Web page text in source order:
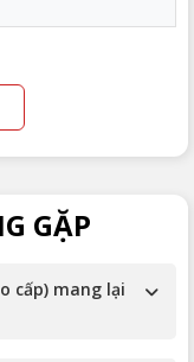
GẶP
cấp) mang lại